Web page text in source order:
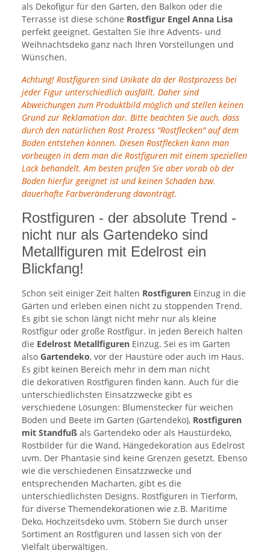
als Dekofigur für den Garten, den Balkon oder die
Terrasse ist diese schöne Rostfigur Engel Anna Lisa
perfekt geeignet. Gestalten Sie Ihre Advents- und
Weihnachtsdeko ganz nach Ihren Vorstellungen und
Wünschen.
Achtung! Rostfiguren sind Unikate da der Rostprozess bei
jeder Figur unterschiedlich ausfällt. Daher sind
Abweichungen zum Produktbild möglich und stellen keinen
Grund zur Reklamation dar. Bitte beachten Sie auch, dass
durch den natürlichen Rost Prozess "Rostflecken" auf dem
Boden entstehen können. Diesen Rostflecken kann man
vorbeugen in dem man die Rostfiguren mit einem speziellen
Lack behandelt. Am besten prüfen Sie aber vorab ob der
Boden hierfür geeignet ist und keinen Schaden bzw.
dauerhafte Farbveränderung davonträgt.
Rostfiguren - der absolute Trend -
nicht nur als Gartendeko sind
Metallfiguren mit Edelrost ein
Blickfang!
Schon seit einiger Zeit halten Rostfiguren Einzug in die
Gärten und erleben einen nicht zu stoppenden Trend.
Es gibt sie schon längt nicht mehr nur als kleine
Rostfigur oder große Rostfigur. In jeden Bereich halten
die Edelrost Metallfiguren Einzug. Sei es im Garten
also Gartendeko, vor der Haustüre oder auch im Haus.
Es gibt keinen Bereich mehr in dem man nicht
die dekorativen Rostfiguren finden kann. Auch für die
unterschiedlichsten Einsatzzwecke gibt es
verschiedene Lösungen: Blumenstecker für weichen
Boden und Beete im Garten (Gartendeko), Rostfiguren
mit Standfuß als Gartendeko oder als Haustürdeko,
Rostbilder für die Wand, Hängedekoration aus Edelrost
uvm. Der Phantasie sind keine Grenzen gesetzt. Ebenso
wie die verschiedenen Einsatzzwecke und
entsprechenden Macharten, gibt es die
unterschiedlichsten Designs. Rostfiguren in Tierform,
für diverse Themendekorationen wie z.B. Maritime
Deko, Hochzeitsdeko uvm. Stöbern Sie durch unser
Sortiment an Rostfiguren und lassen sich von der
Vielfalt überwältigen.